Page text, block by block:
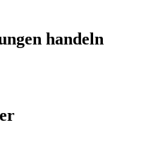
handeln